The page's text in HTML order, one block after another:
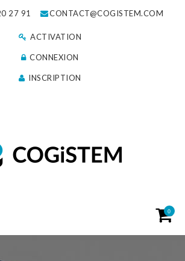
27 91 CONTACT@COGISTEM.COM
ACTIVATION
CONNEXION
INSCRIPTION
0